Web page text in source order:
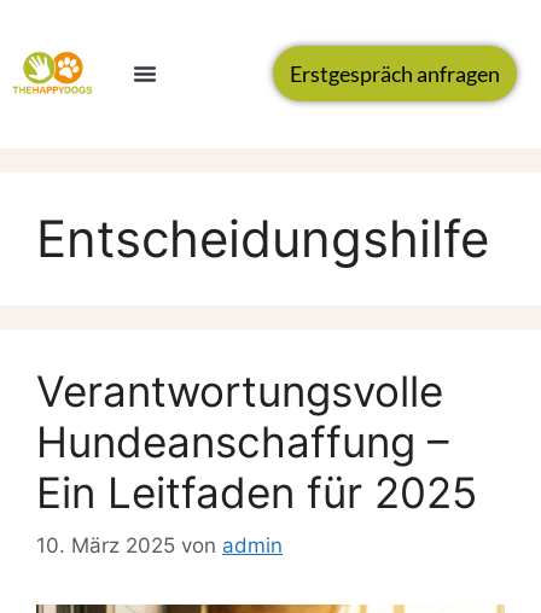
Erstgespräch anfragen
Entscheidungshilfe
Verantwortungsvolle
Hundeanschaffung –
Ein Leitfaden für 2025
10. März 2025 von admin